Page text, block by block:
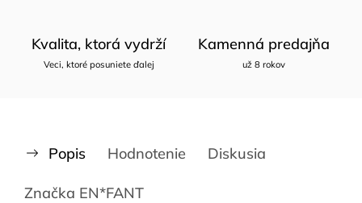
Kvalita, ktorá vydrží
Veci, ktoré posuniete ďalej
Kamenná predajňa
už 8 rokov
Popis Hodnotenie Diskusia
Značka EN*FANT